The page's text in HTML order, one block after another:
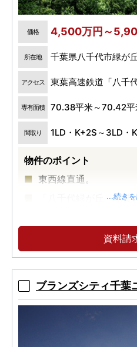
価格 4,500万円～
所在地 千葉県八千代市緑が
アクセス 東葉高速鉄道「八千
専有面積 70.38平米～70.42平
間取り 1LD・K+2S～3LD・K
物件のポイント
東西線直通。
「八千代緑が丘」駅徒
建物完成。建物内モ
...続き
資料請
ブランズシティ千葉